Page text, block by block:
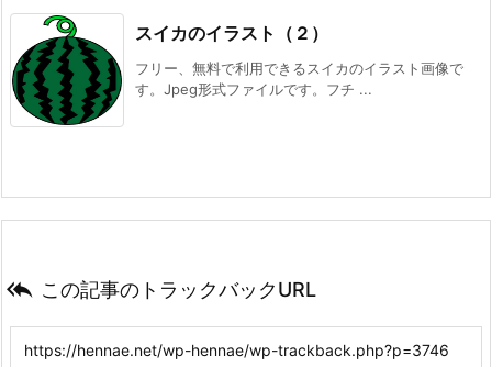
スイカのイラスト（２）
フリー、無料で利用できるスイカのイラスト画像で
す。Jpeg形式ファイルです。フチ ...
 この記事のトラックバックURL